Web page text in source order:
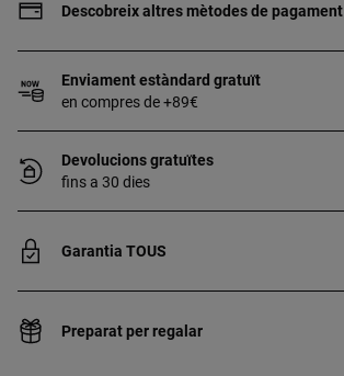
Descobreix altres mètodes de pagament
Enviament estàndard gratuït
en compres de +89€
Devolucions gratuïtes
fins a 30 dies
Garantia TOUS
Preparat per regalar